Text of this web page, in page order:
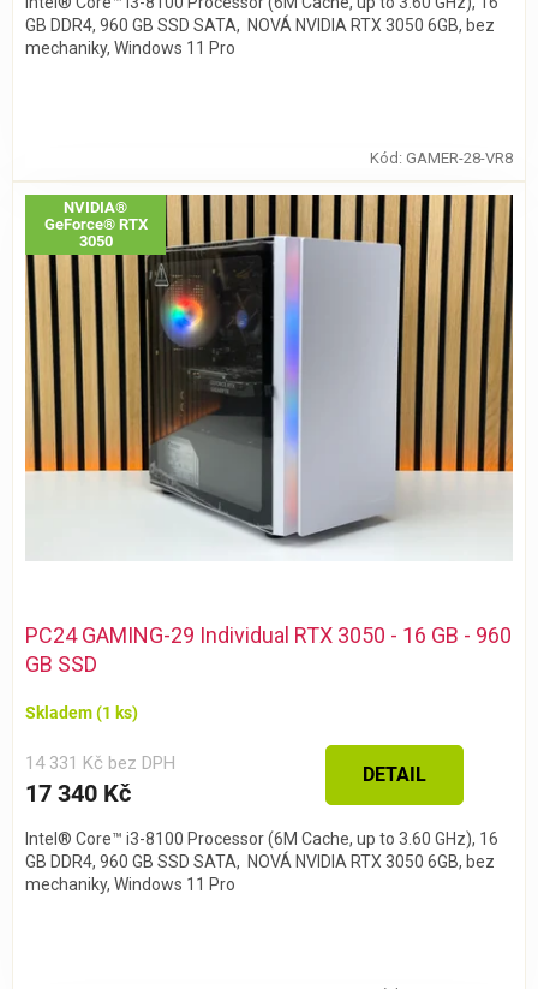
GB DDR4, 960 GB SSD SATA, NOVÁ NVIDIA RTX 3050 6GB, bez
mechaniky, Windows 11 Pro
Kód: GAMER-28-VR8
NVIDIA®
GeForce® RTX
3050
PC24 GAMING-29 Individual RTX 3050 - 16 GB - 960
GB SSD
Skladem(1 ks)
14 331 Kč bez DPH
17 340 Kč
DETAIL
Intel® Core™ i3-8100 Processor (6M Cache, up to 3.60 GHz), 16
GB DDR4, 960 GB SSD SATA, NOVÁ NVIDIA RTX 3050 6GB, bez
mechaniky, Windows 11 Pro